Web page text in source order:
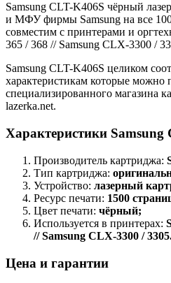
Samsung CLT-K406S чёрный
и МФУ фирмы Samsung на все
совместим с принтерами и
365 / 368 // Samsung CLX-3300 /
Samsung CLT-K406S целиком
характеристикам которые можно
специализированного магазина
lazerka.net.
Характеристики Samsung
Производитель картриджа:
Тип картриджа:
Устройство: лазерный
Ресурс печати: 1500
Цвет печати: чёрный;
Используется в принтерах:
// Samsung CLX-3300 /
Цена и гарантии